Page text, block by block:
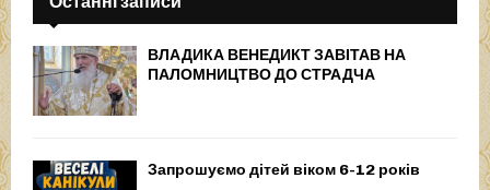
ВЛАДИКА ВЕНЕДИКТ ЗАВІТАВ НА
ПАЛОМНИЦТВО ДО СТРАДЧА
Запрошуємо дітей віком 6-12 років